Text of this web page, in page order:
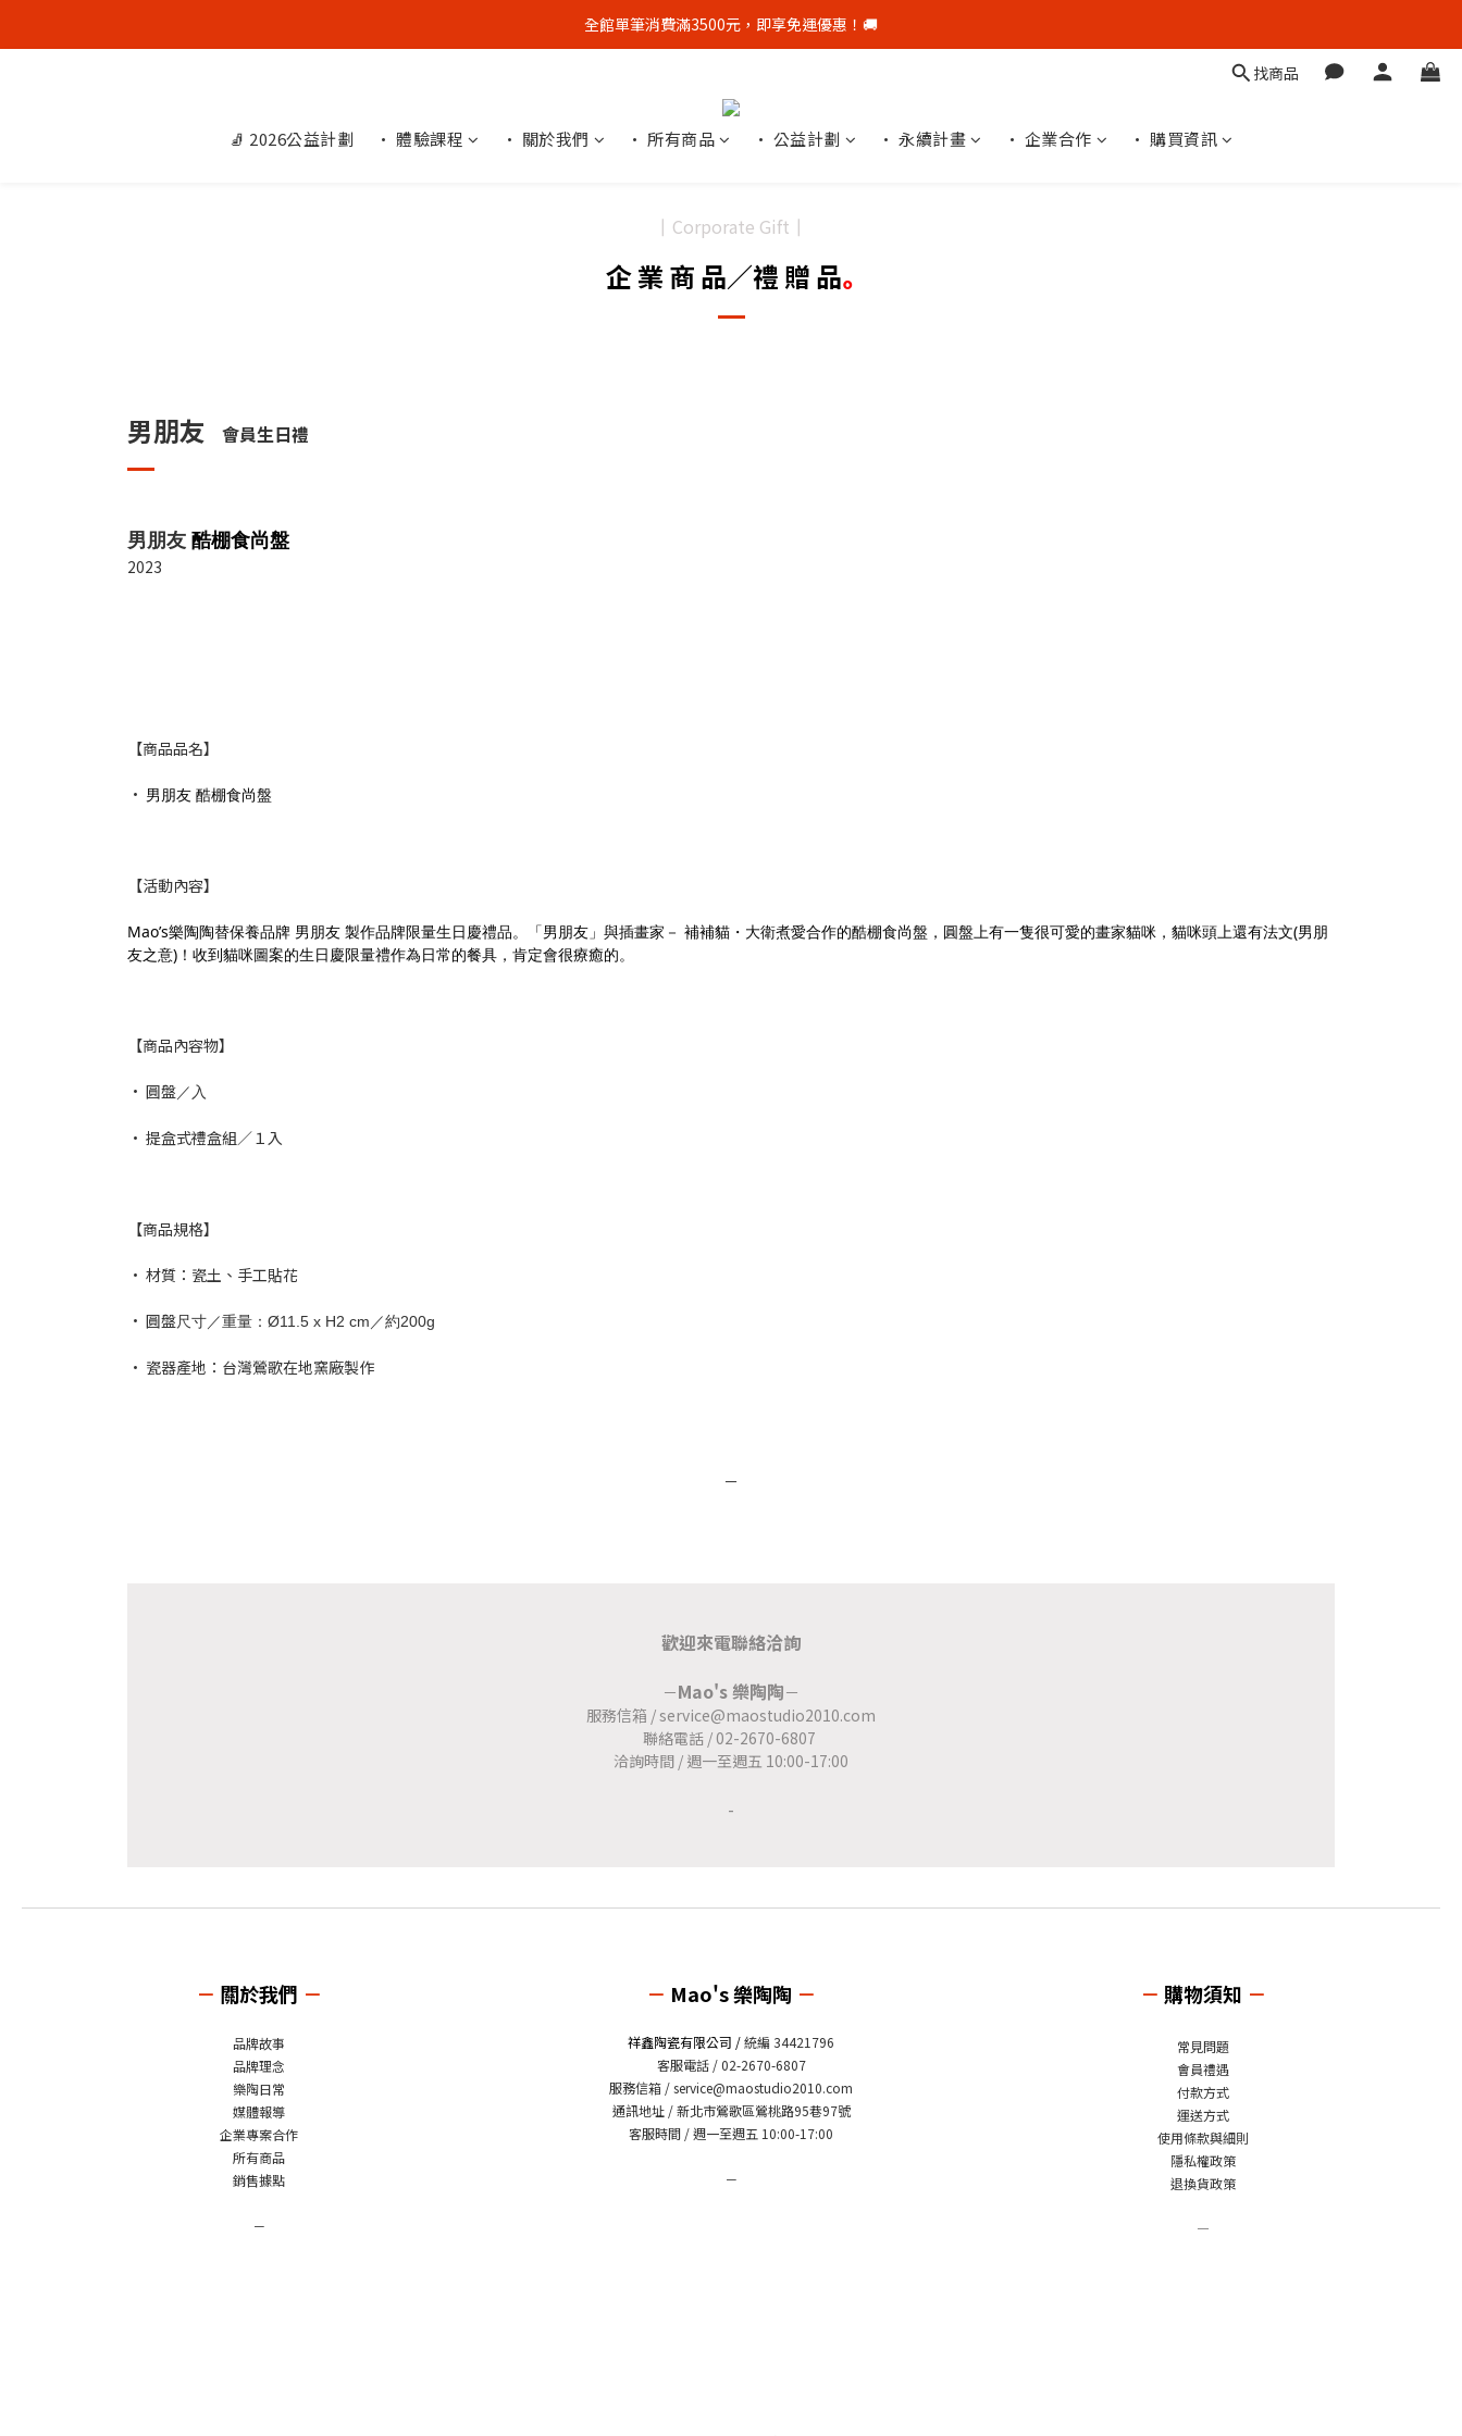
全館單筆消費滿3500元，即享免運優惠！🚚
全館單筆消費滿3500元，即享免運優惠！🚚
顧客好評募集中，完成評價👏加贈$50元購物金！
找商品
🧦 2026公益計劃 • 體驗課程 • 關於我們 • 所有商品 • 公益計劃 • 永續計畫 • 企業合作 • 購買資訊
Corporate Gift
企 業 商 品／禮 贈 品｡
男朋友 會員生日禮
男朋友 酷棚食尚盤
2023
【商品品名】
• 男朋友 酷棚食尚盤
【活動內容】
Mao’s樂陶陶替保養品牌 男朋友 製作品牌限量生日慶禮品。「男朋友」與插畫家－ 補補貓・大衛煮愛合作的酷棚食尚盤，圓盤上有一隻很可愛的畫家貓咪，貓咪頭上還有法文(男朋
友之意)！收到貓咪圖案的生日慶限量禮作為日常的餐具，肯定會很療癒的。
【商品內容物】
• 圓盤／入
• 提盒式禮盒組／１入
【商品規格】
• 材質：瓷土、手工貼花
• 圓盤尺寸／重量：Ø11.5 x H2 cm／約200g
• 瓷器產地：台灣鶯歌在地窯廠製作
－
歡迎來電聯絡洽詢
－Mao's 樂陶陶－
服務信箱 / service@maostudio2010.com
聯絡電話 / 02-2670-6807
洽詢時間 / 週一至週五 10:00-17:00
-
－ 關於我們 －
品牌故事
品牌理念
樂陶日常
媒體報導
企業專案合作
所有商品
銷售據點
－
－ Mao's 樂陶陶 －
祥鑫陶瓷有限公司 /統編 34421796
客服電話 / 02-2670-6807
服務信箱 /service@maostudio2010.com
通訊地址 / 新北市鶯歌區鶯桃路95巷97號
客服時間 / 週一至週五 10:00-17:00
－
－ 購物須知 －
常見問題
會員禮遇
付款方式
運送方式
使用條款與細則
隱私權政策
退換貨政策
－